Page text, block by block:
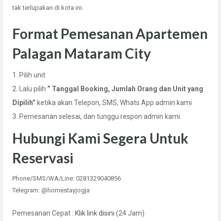
tak terlupakan di kota ini.
Format Pemesanan Apartemen
Palagan Mataram City
1. Pilih unit
2. Lalu pilih ” Tanggal Booking, Jumlah Orang dan Unit yang
Dipilih” ketika akan Telepon, SMS, Whats App admin kami
3. Pemesanan selesai, dan tunggu respon admin kami.
Hubungi Kami Segera Untuk
Reservasi
Phone/SMS/WA/Line: 0281329040856
Telegram: @homestayjogja
Pemesanan Cepat : Klik link disini (24 Jam)